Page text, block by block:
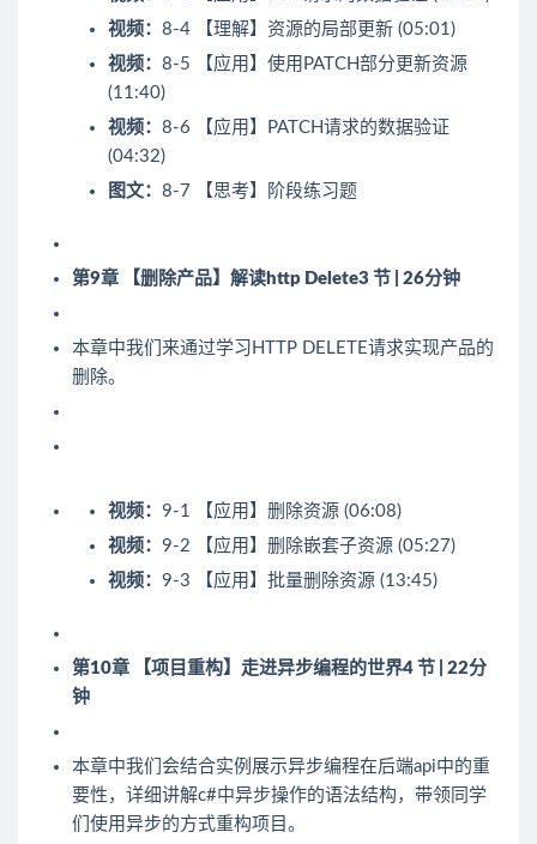
视频： 8-4 【理解】资源的局部更新 (05:01)
视频： 8-5 【应用】使用PATCH部分更新资源
(11:40)
视频： 8-6 【应用】PATCH请求的数据验证
(04:32)
图文： 8-7 【思考】阶段练习题
第9章 【删除产品】解读http Delete3 节 | 26分钟
本章中我们来通过学习HTTP DELETE请求实现产品的
删除。
视频： 9-1 【应用】删除资源 (06:08)
视频： 9-2 【应用】删除嵌套子资源 (05:27)
视频： 9-3 【应用】批量删除资源 (13:45)
第10章 【项目重构】走进异步编程的世界4 节 | 22分
钟
本章中我们会结合实例展示异步编程在后端api中的重
要性，详细讲解c#中异步操作的语法结构，带领同学
们使用异步的方式重构项目。